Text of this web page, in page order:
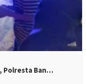
Polresta Ban…